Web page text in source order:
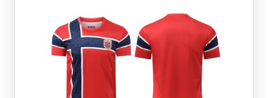
på
produktsiden